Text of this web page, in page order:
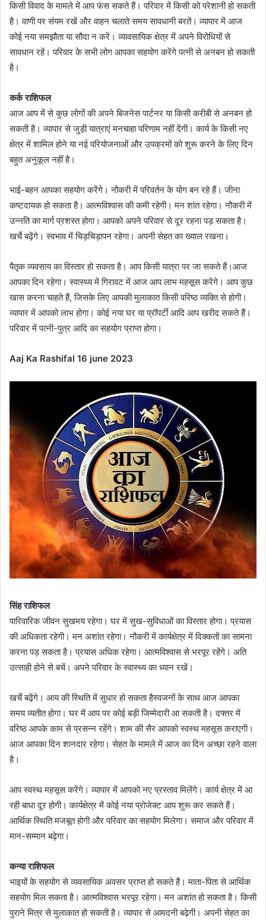
किसी विवाद के मामले में आप फंस सकते हैं। परिवार में किसी को परेशानी हो सकती
है। वाणी पर संयम रखें और वाहन चलाते समय सावधानी बरतें। व्यापार में आज
कोई नया समझौता या सौदा न करें। व्यावसायिक क्षेत्र में अपने विरोधियों से
सावधान रहें। परिवार के सभी लोग आपका सहयोग करेंगे पत्नी से अनबन हो सकती
है।
कर्क राशिफल
आज आप में से कुछ लोगों की अपने बिजनेस पार्टनर या किसी करीबी से अनबन हो
सकती है। व्यापार से जुड़ी यात्राएं मनचाहा परिणाम नहीं देंगी। कार्य के किसी नए
क्षेत्र में शामिल होने या नई परियोजनाओं और उपक्रमों को शुरू करने के लिए दिन
बहुत अनुकूल नहीं है।
भाई-बहन आपका सहयोग करेंगे। नौकरी में परिवर्तन के योग बन रहे हैं। जीना
कष्टदायक हो सकता है। आत्मविश्वास की कमी रहेगी। मन शांत रहेगा। नौकरी में
उन्नति का मार्ग प्रशस्त होगा। आपको अपने परिवार से दूर रहना पड़ सकता है।
खर्चे बढ़ेंगे। स्वभाव में चिड़चिड़ापन रहेगा। अपनी सेहत का ख्याल रखना।
पैतृक व्यवसाय का विस्तार हो सकता है। आप किसी यात्रा पर जा सकते हैं।आज
आपका दिन रहेगा। स्वास्थ्य में गिरावट में आज आप लाभ महसूस करेंगे। आप कुछ
खास करना चाहते हैं, जिसके लिए आपकी मुलाकात किसी वरिष्ठ व्यक्ति से होगी।
व्यापार में आपको लाभ होगा। कोई नया घर या प्रॉपर्टी आदि आप खरीद सकते हैं।
परिवार में पत्नी-पुत्र आदि का सहयोग प्राप्त होगा।
Aaj Ka Rashifal 16 june 2023
सिंह राशिफल
पारिवारिक जीवन सुखमय रहेगा। घर में सुख-सुविधाओं का विस्तार होगा। प्रयास
की अधिकता रहेगी। मन अशांत रहेगा। नौकरी में कार्यक्षेत्र में दिक्कतों का सामना
करना पड़ सकता है। प्रयास अधिक रहेगा। आत्मविश्वास से भरपूर रहेंगे। अति
उत्साही होने से बचें। अपने परिवार के स्वास्थ्य का ध्यान रखें।
खर्चे बढ़ेंगे। आय की स्थिति में सुधार हो सकता हैस्वजनों के साथ आज आपका
समय व्यतीत होगा। घर में आप पर कोई बड़ी जिम्मेदारी आ सकती है। दफ्तर में
वरिष्ठ आपके काम से प्रसन्न रहेंगे। शाम की सैर आपको स्वस्थ महसूस कराएगी।
आज आपका दिन शानदार रहेगा। सेहत के मामले में आज का दिन अच्छा रहने वाला
है।
आप स्वस्थ महसूस करेंगे। व्यापार में आपको नए प्रस्ताव मिलेंगे। कार्य क्षेत्र में आ
रही बाधा दूर होगी। कार्यक्षेत्र में कोई नया प्रोजेक्ट आप शुरू कर सकते हैं।
आर्थिक स्थिति मजबूत होगी और परिवार का सहयोग मिलेगा। समाज और परिवार में
मान-सम्मान बढ़ेगा।
कन्या राशिफल
भाइयों के सहयोग से व्यवसायिक अवसर प्राप्त हो सकते हैं। माता-पिता से आर्थिक
सहयोग मिल सकता है। आत्मविश्वास भरपूर रहेगा। मन अशांत हो सकता है। किसी
पुराने मित्र से मुलाकात हो सकती है। व्यापार से आमदनी बढ़ेगी। अपनी सेहत का